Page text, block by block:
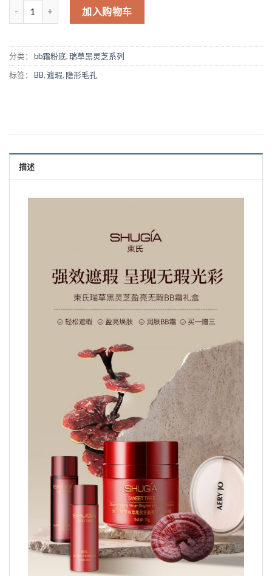
加入购物车
分类： bb霜粉底,瑞草黑灵芝系列
标签： BB,遮瑕, 隐形毛孔
描述